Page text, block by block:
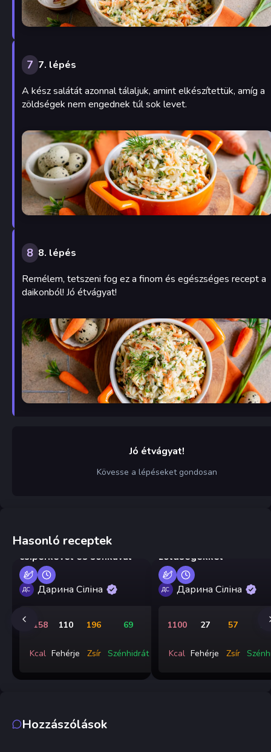
7 7. lépés
A kész salátát azonnal tálaljuk, amint elkészítettük, amíg a
zöldségek nem engednek túl sok levet.
8 8. lépés
Remélem, tetszeni fog ez a finom és egészséges recept a
daikonból! Jó étvágyat!
Jó étvágyat!
Kövesse a lépéseket gondosan
Hasonló receptek
Gombás rét saláta
csiperkével és sonkával
ДС Дарина Сіліна
2158
Kcal
110
Fehérje
196
Zsír
69
Szénhidrát
zöldségekkel
ДС Дарина Сіліна
1100
Kcal
27
Fehérje
57
Zsír
Hozzászólások